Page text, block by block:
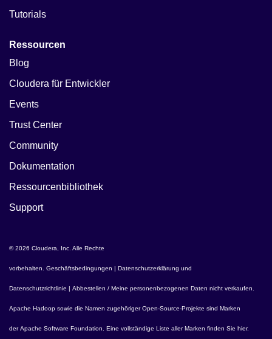
Tutorials
Ressourcen
Blog
Cloudera für Entwickler
Events
Trust Center
Community
Dokumentation
Ressourcenbibliothek
Support
© 2026 Cloudera, Inc. Alle Rechte
vorbehalten. Geschäftsbedingungen | Datenschutzerklärung und
Datenschutzrichtlinie | Abbestellen / Meine personenbezogenen Daten nicht verkaufen
Apache Hadoop sowie die Namen zugehöriger Open-Source-Projekte sind Marken
derApache Software Foundation . Eine vollständige Liste aller Marken finden Sie hier.